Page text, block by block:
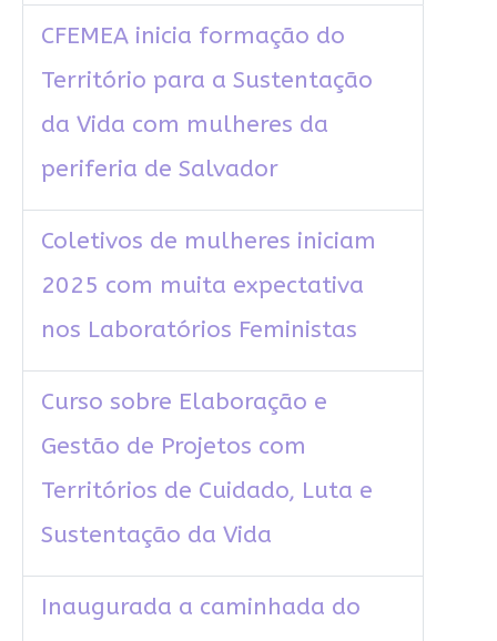
CFEMEA inicia formação do
Território para a Sustentação
da Vida com mulheres da
periferia de Salvador
Coletivos de mulheres iniciam
2025 com muita expectativa
nos Laboratórios Feministas
Curso sobre Elaboração e
Gestão de Projetos com
Territórios de Cuidado, Luta e
Sustentação da Vida
Inaugurada a caminhada do